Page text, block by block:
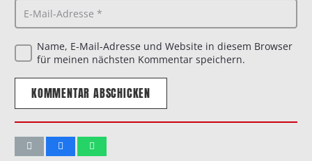
Name, E-Mail-Adresse und Website in diesem Browser
für meinen nächsten Kommentar speichern.
KOMMENTAR ABSCHICKEN